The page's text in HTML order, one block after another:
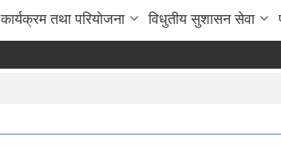
कार्यक्रम तथा परियोजना विधुतीय सुशासन सेवा